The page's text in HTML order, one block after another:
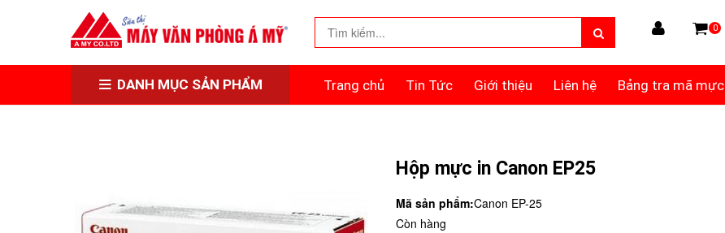
0
DANH MỤC SẢN PHẨM Trang chủ Tin Tức Giới thiệu Liên hệ Bảng tra mã mực
Hộp mực in Canon EP25
Mã sản phẩm:Canon EP-25
Còn hàng